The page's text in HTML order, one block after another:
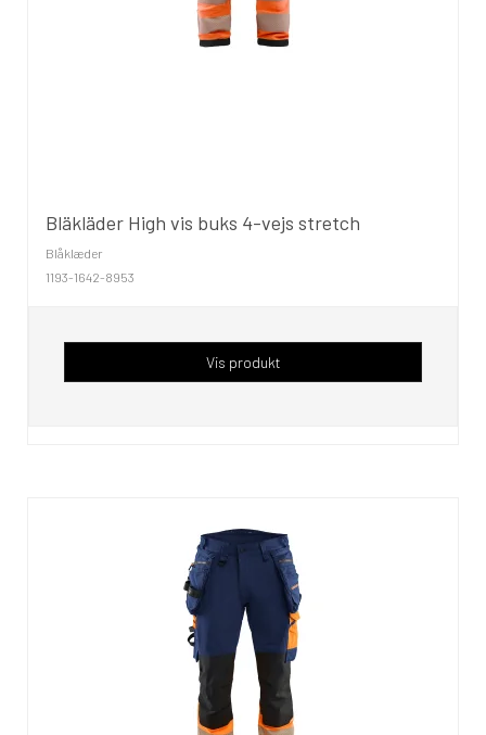
Bläkläder High vis buks 4-vejs stretch
Blåklæder
1193-1642-8953
Vis produkt